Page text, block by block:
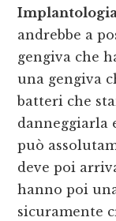
andrebbe a
gengiva che
una gengiva
batteri che
danneggiarla
può
deve poi
hanno poi
sicuramente